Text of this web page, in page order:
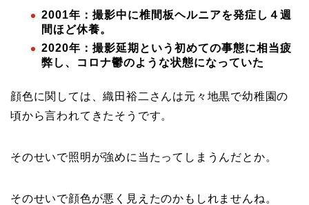
2001年：撮影中に椎間板ヘルニアを発症し４週
間ほど休養。
2020年：撮影延期という初めての事態に相当疲
弊し、コロナ鬱のような状態になっていた
顔色に関しては、織田裕二さんは元々地黒で幼稚園の
頃から言われてきたそうです。
そのせいで照明が強めに当たってしまうんだとか。
そのせいで顔色が悪く見えたのかもしれませんね。